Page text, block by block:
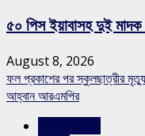
৫০ পিস ইয়াবাসহ দুই মাদক
August 8, 2026
ফল প্রকাশের পর স্কুলছাত্রীর
আহ্বান আরএমপির